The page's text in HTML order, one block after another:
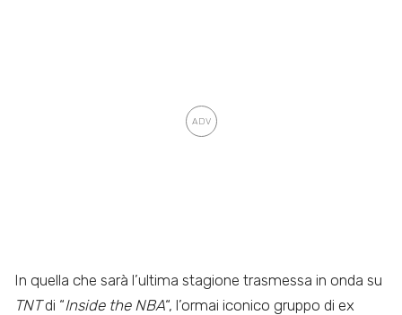
In quella che sarà l’ultima stagione trasmessa in onda su
TNTdi “Inside the NBA“, l’ormai iconico gruppo di ex